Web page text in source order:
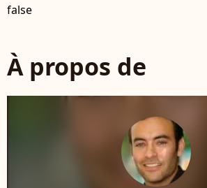
false
À propos de